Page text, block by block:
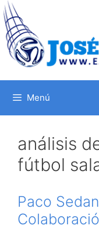
Saltar
al
contenido
Menú
análisis
fútbol
Paco